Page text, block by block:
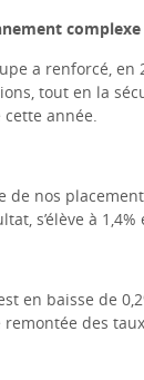
complexe
a renforcé,
tout en la
année.
de nos
s’élève à
en baisse de
des